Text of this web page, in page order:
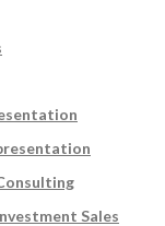
Sales